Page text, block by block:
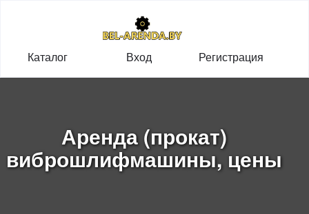
Каталог Вход Регистрация
Аренда (прокат)
виброшлифмашины, цены